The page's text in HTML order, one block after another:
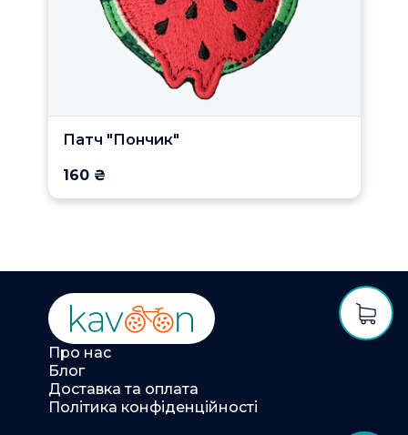
Патч "Пончик"
160 ₴
Про нас
Блог
Доставка та оплата
Політика конфіденційності